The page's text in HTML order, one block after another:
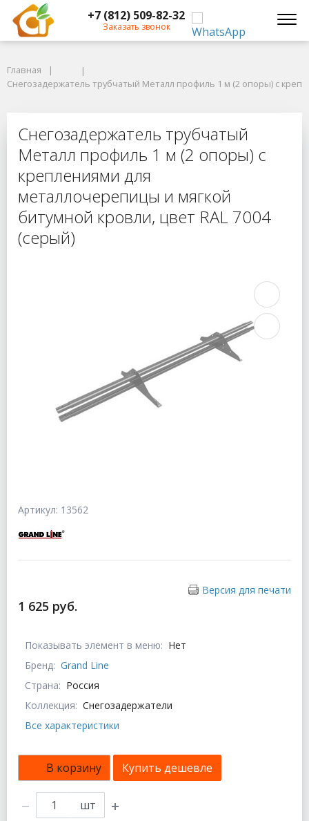
+7 (812) 509-82-32
Заказать звонок
Снегозадержатель трубчатый Металл профиль 1 м (2 опоры) с
Снегозадержатель трубчатый
Главная
Снегозадержатель трубчатый Металл профиль 1 м (2 опоры) с
Снегозадержатель трубчатый
Металл профиль 1 м (2 опоры) с
креплениями для
металлочерепицы и мягкой
битумной кровли, цвет RAL 7004
(серый)
Артикул: 13562
Версия для печати
1 625 руб.
Показывать элемент в меню: Нет
Бренд: Grand Line
Страна: Россия
Коллекция: Снегозадержатели
Все характеристики
В корзину Купить дешевле
шт